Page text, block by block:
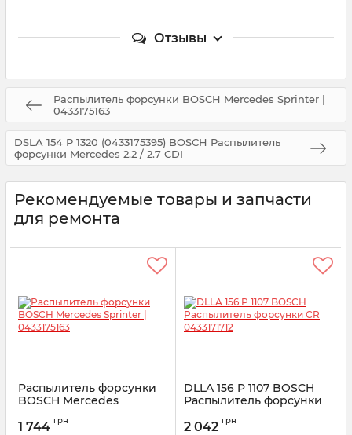
Отзывы
Распылитель форсунки BOSCH Mercedes Sprinter |
0433175163
DSLA 154 P 1320 (0433175395) BOSCH Распылитель
форсунки Mercedes 2.2 / 2.7 CDI
Рекомендуемые товары и запчасти
для ремонта
Распылитель форсунки
BOSCH Mercedes
Артикул:
1 744 грн
DLLA 156 P 1107 BOSCH
Распылитель форсунки
Артикул: 0433171712
2 042 грн